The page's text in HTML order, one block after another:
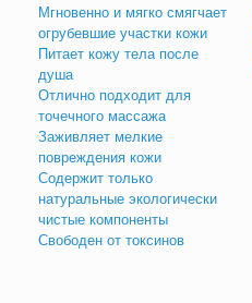
Мгновенно и мягко смягчает
огрубевшие участки кожи
Питает кожу тела после
душа
Отлично подходит для
точечного массажа
Заживляет мелкие
повреждения кожи
Содержит только
натуральные экологически
чистые компоненты
Свободен от токсинов